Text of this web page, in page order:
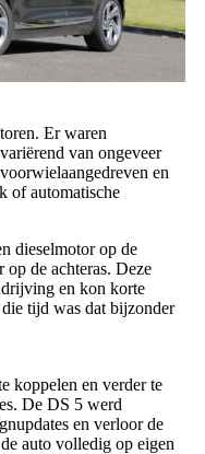
Er waren
van ongeveer
en
of automatische
dieselmotor op de
op de achteras. Deze
en kon korte
tijd was dat bijzonder
koppelen en verder te
De DS 5 werd
en verloor de
auto volledig op eigen